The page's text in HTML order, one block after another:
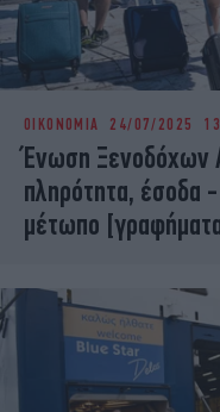
ΟΙΚΟΝΟΜΙΑ 24/07/2025
Ένωση Ξενοδόχων
πληρότητα, έσοδα -
μέτωπο